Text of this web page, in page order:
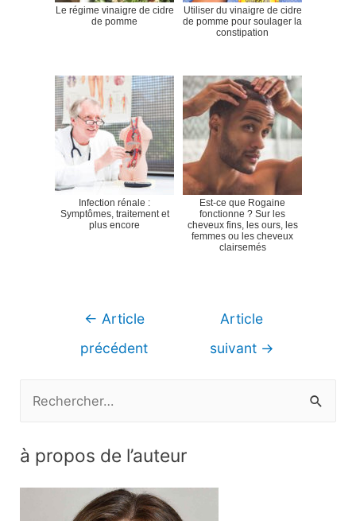
Le régime vinaigre de cidre
de pomme
Utiliser du vinaigre de cidre
de pomme pour soulager la
constipation
Infection rénale :
Symptômes, traitement et
plus encore
Est-ce que Rogaine
fonctionne ? Sur les
cheveux fins, les ours, les
femmes ou les cheveux
clairsemés
Navigation
← Article
précédent
Article
suivant →
h
à propos de l’auteur